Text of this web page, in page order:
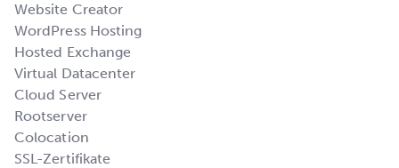
Website Creator
WordPress Hosting
Hosted Exchange
Virtual Datacenter
Cloud Server
Rootserver
Colocation
SSL-Zertifikate